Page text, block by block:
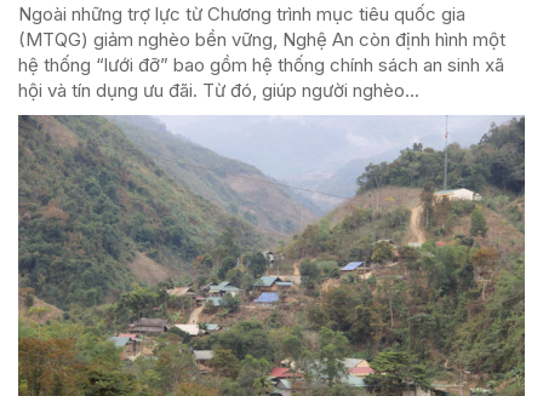
Ngoài những trợ lực từ Chương trình mục tiêu quốc gia
(MTQG) giảm nghèo bền vững, Nghệ An còn định hình một
hệ thống “lưới đỡ” bao gồm hệ thống chính sách an sinh xã
hội và tín dụng ưu đãi. Từ đó, giúp người nghèo...